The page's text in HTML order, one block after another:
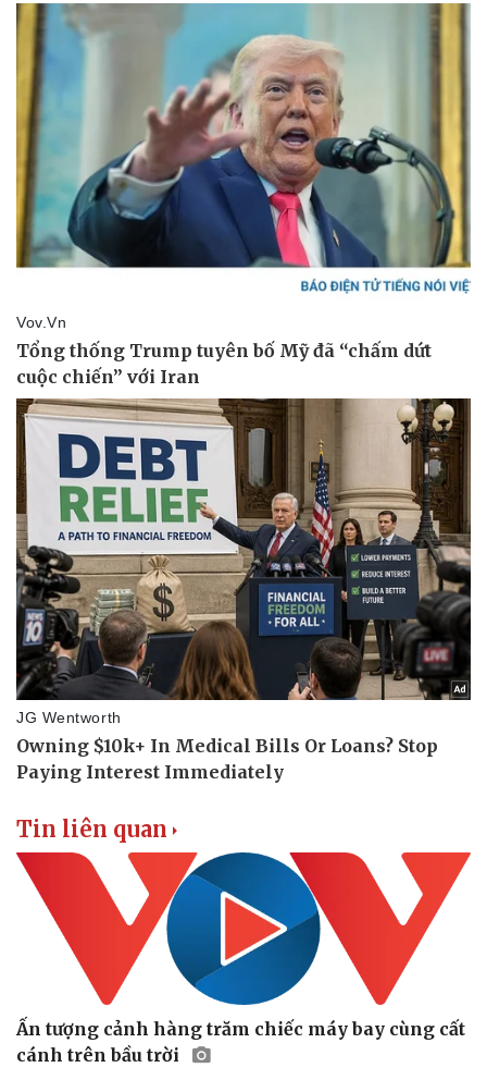
Doanh nghiệp
Thông tin doanh nghiệp
Doanh nghiệp 24h
Doanh nhân
Vì cộng đồng
Công nghệ
Sành điệu
Tin Công nghệ
Trải nghiệm
Chuyển đổi số
Tin liên quan
Ấn tượng cảnh hàng trăm chiếc máy bay cùng cất
cánh trên bầu trời